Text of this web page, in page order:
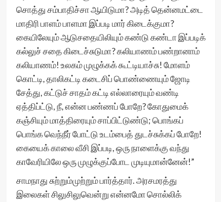
சொத்து சம்பாதிச்சா ஆயிடுமா? அடித் தென்னமட்டை
மாதிரி பாளம் பாளமா இப்படி மார் கிடைக்குமா?
கையிலேயும் ஆடுசதையிலியும் கண்டு கண்டா இப்படிக்
கல்லுச் சதை கிடைச்சுடுமா? கலியாணம் பண்றானாம்
கலியாணம்! உலகம் முழுக்கக் கூட்டியாச்சு! மோளம்
கொட்டி, தாலிகட்டி கடைசிப் பொண்ணையும் ஜோடி
சேத்து, கட்டுச் சாதம் கட்டி எல்லாரையும் வண்டி
ஏத்திப்ட்டு, நீ, என்ன பண்ணப் போறே? கோதுமைக்
கஞ்சியும் மாத்திரையும் சாப்பிட்டுண்டு; பொங்கப்
பொங்க வெந்நீர் போட்டு உடம்பைத் துடச்சுக்கப் போறே!
கையைக் காலை வீசி இப்படி, ஒரு நாளைக்கு வந்து
காவேரியிலே ஒரு முழுக்குப்போட முடியுமான்னேன்!”
சாமநாது சுற்றும்முற்றும் பார்த்தார். அரசமரத்து
இலைகள் சிலுசிலுவென்று என்னமோ சொல்லிக்